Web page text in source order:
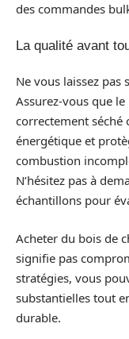
des commandes
La qualité avant
Ne vous laissez
Assurez-vous que
correctement
énergétique et
combustion
N’hésitez pas à
échantillons pour
Acheter du bois de
signifie pas
stratégies, vous
substantielles tout
durable.